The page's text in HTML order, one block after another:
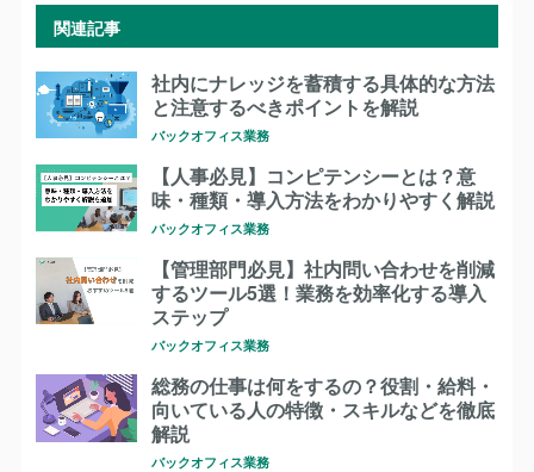
関連記事
社内にナレッジを蓄積する具体的な方法
と注意するべきポイントを解説
バックオフィス業務
【人事必見】コンピテンシーとは？意
味・種類・導入方法をわかりやすく解説
バックオフィス業務
【管理部門必見】社内問い合わせを削減
するツール5選！業務を効率化する導入
ステップ
バックオフィス業務
総務の仕事は何をするの？役割・給料・
向いている人の特徴・スキルなどを徹底
解説
バックオフィス業務